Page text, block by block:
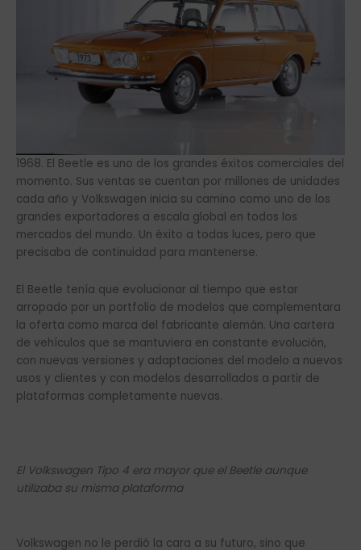
1968. El Beetle es uno de los grandes éxitos comerciales del
momento. Sus ventas se cuentan por millones de unidades
cada año y Volkswagen inicia su camino como uno de los
grandes exportadores a escala global en todos los
mercados del mundo. Un éxito a todas luces, pero que
precisaba de continuidad para mantenerse.
El Beetle tenía que evolucionar al tiempo que estar
arropado por un portfolio de modelos que complementara
la oferta como marca del fabricante alemán. Una cartera
de vehículos que se mantuviera en constante evolución,
con nuevas versiones y adaptaciones del modelo a nuevos
usos y clientes y con modelos desarrollados a partir de
plataformas completamente nuevas.
El Volkswagen Tipo 4 era mayor que el Beetle aunque
utilizaba su misma plataforma
Volkswagen no le perdió la cara a su futuro, sino que